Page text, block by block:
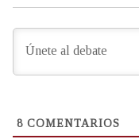
8 COMENTARIOS